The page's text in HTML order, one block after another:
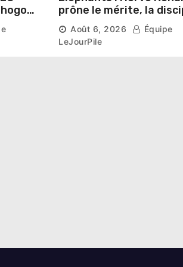
vers
prône le mérite, la
et l’esprit collectif
nouveau départ
Août 6, 2026
Équipe
LeJourPile